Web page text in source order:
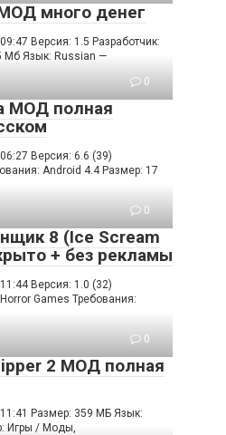
много денег
Версия: 1.5 Разработчик:
Мб Язык: Russian —
0
МОД полная
Версия: 6.6 (39)
Android 4.4 Размер: 17
0
8 (Ice Scream
+ без рекламы
Версия: 1.0 (32)
Games Требования:
0
2 МОД полная
Размер: 359 МБ Язык:
Игры / Моды,